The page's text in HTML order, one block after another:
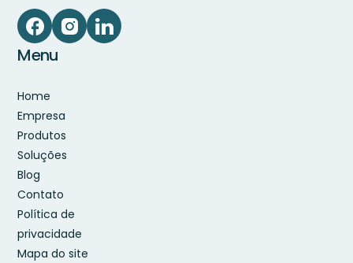
Menu
Home
Empresa
Produtos
Soluções
Blog
Contato
Política de
privacidade
Mapa do site